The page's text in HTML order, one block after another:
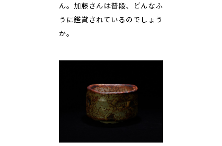
ん。加藤さんは普段、どんなふ
うに鑑賞されているのでしょう
か。